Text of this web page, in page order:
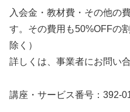
入会金・教材費・その他の
す。その費用も50%OFFの
除く）
詳しくは、事業者にお問い
講座・サービス番号：392-